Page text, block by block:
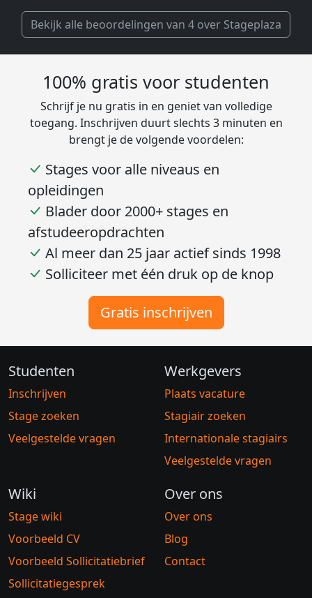
Bekijk alle beoordelingen van 4 over Stageplaza
100% gratis voor studenten
Schrijf je nu gratis in en geniet van volledige
toegang. Inschrijven duurt slechts 3 minuten en
brengt je de volgende voordelen:
Stages voor alle niveaus en
opleidingen
Blader door 2000+ stages en
afstudeeropdrachten
Al meer dan 25 jaar actief sinds 1998
Solliciteer met één druk op de knop
Gratis inschrijven
Studenten
Inschrijven
Stage zoeken
Veelgestelde vragen
Werkgevers
Plaats vacature
Stagiair zoeken
Internationale stagiairs
Veelgestelde vragen
Wiki
Stage wiki
Voorbeeld CV
Voorbeeld Sollicitatiebrief
Sollicitatiegesprek
Over ons
Over ons
Blog
Contact